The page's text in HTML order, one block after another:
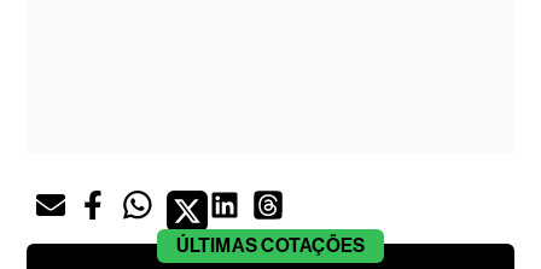
ÚLTIMASCOTAÇÕES